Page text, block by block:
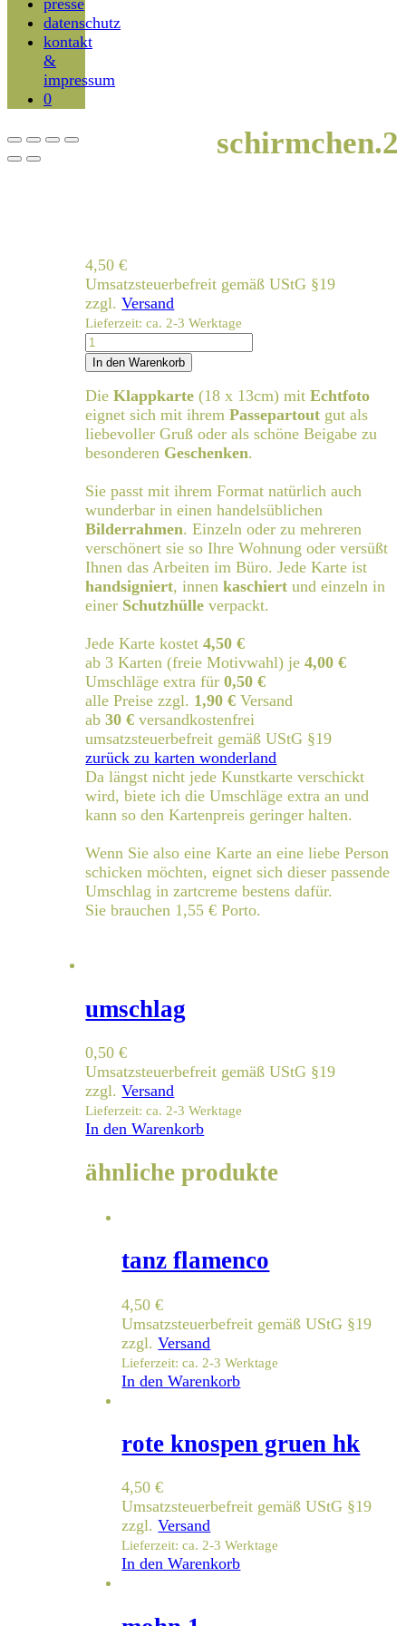
presse
datenschutz
kontakt
&
impressum
0
schirmchen.2
4,50€
Umsatzsteuerbefreit gemäß UStG §19
zzgl.Versand
Lieferzeit: ca. 2-3 Werktage
schirmchen.2
Menge
In den Warenkorb
DieKlappkarte (18 x 13cm) mitEchtfoto
eignet sich mit ihremPassepartout gut als
liebevoller Gruß oder als schöne Beigabe zu
besonderen Geschenken.
Sie passt mit ihrem Format natürlich auch
wunderbar in einen handelsüblichen
Bilderrahmen. Einzeln oder zu mehreren
verschönert sie so Ihre Wohnung oder versüßt
Ihnen das Arbeiten im Büro. Jede Karte ist
handsigniert, innenkaschiert und einzeln in
einer Schutzhülle verpackt.
Jede Karte kostet4,50 €
ab 3 Karten (freie Motivwahl) je4,00 €
Umschläge extra für0,50 €
alle Preise zzgl. 1,90 € Versand
ab30 € versandkostenfrei
umsatzsteuerbefreit gemäß UStG §19
zurück zu karten wonderland
Da längst nicht jede Kunstkarte verschickt
wird, biete ich die Umschläge extra an und
kann so den Kartenpreis geringer halten.
Wenn Sie also eine Karte an eine liebe Person
schicken möchten, eignet sich dieser passende
Umschlag in zartcreme bestens dafür.
Sie brauchen 1,55 € Porto.
umschlag
0,50€
Umsatzsteuerbefreit gemäß UStG §19
zzgl.Versand
Lieferzeit: ca. 2-3 Werktage
In den Warenkorb
ähnliche produkte
tanz flamenco
4,50€
Umsatzsteuerbefreit gemäß UStG §19
zzgl.Versand
Lieferzeit: ca. 2-3 Werktage
In den Warenkorb
rote knospen gruen hk
4,50€
Umsatzsteuerbefreit gemäß UStG §19
zzgl.Versand
Lieferzeit: ca. 2-3 Werktage
In den Warenkorb